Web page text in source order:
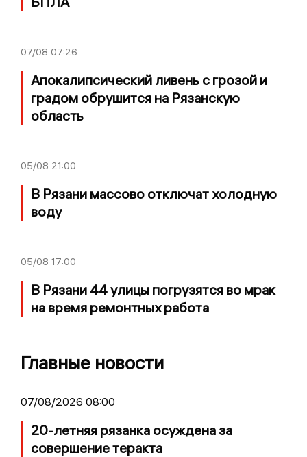
07/08 07:26
Апокалипсический ливень с грозой и
градом обрушится на Рязанскую
область
05/08 21:00
В Рязани массово отключат холодную
воду
05/08 17:00
В Рязани 44 улицы погрузятся во мрак
на время ремонтных работа
Главные новости
07/08/2026 08:00
20-летняя рязанка осуждена за
совершение теракта